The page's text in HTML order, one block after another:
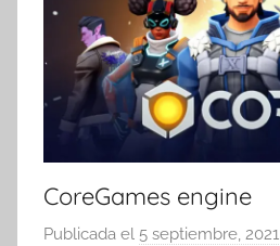
CoreGames engine
Publicada el 5 septiembre, 2021